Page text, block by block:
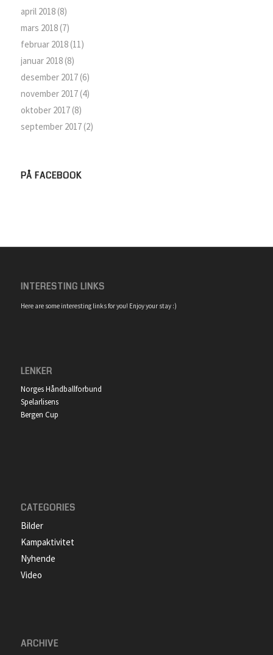
april 2018(8)
mars 2018(7)
februar 2018(11)
januar 2018(8)
desember 2017(6)
november 2017(4)
oktober 2017(8)
september 2017(2)
PÅ FACEBOOK
INTERESTING LINKS
Here are some interesting links for you! Enjoy your stay :)
LENKER
Norges Håndballforbund
Spelarlisens
Bergen Cup
CATEGORIES
Bilder
Kampaktivitet
Nyhende
Video
ARCHIVE